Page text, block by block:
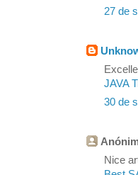
27 de
JAVA
30 de
Nice